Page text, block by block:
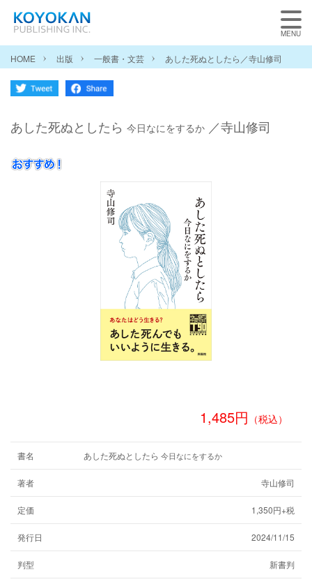
HOME 出版 一般書・文芸 あした死ぬとしたら／寺山修司
あした死ぬとしたら 今日なにをするか ／寺山修司
1,485円 （税込）
書名 あした死ぬとしたら 今日なにをするか
著者 寺山修司
定価 1,350円+税
発行日 2024/11/15
判型 新書判